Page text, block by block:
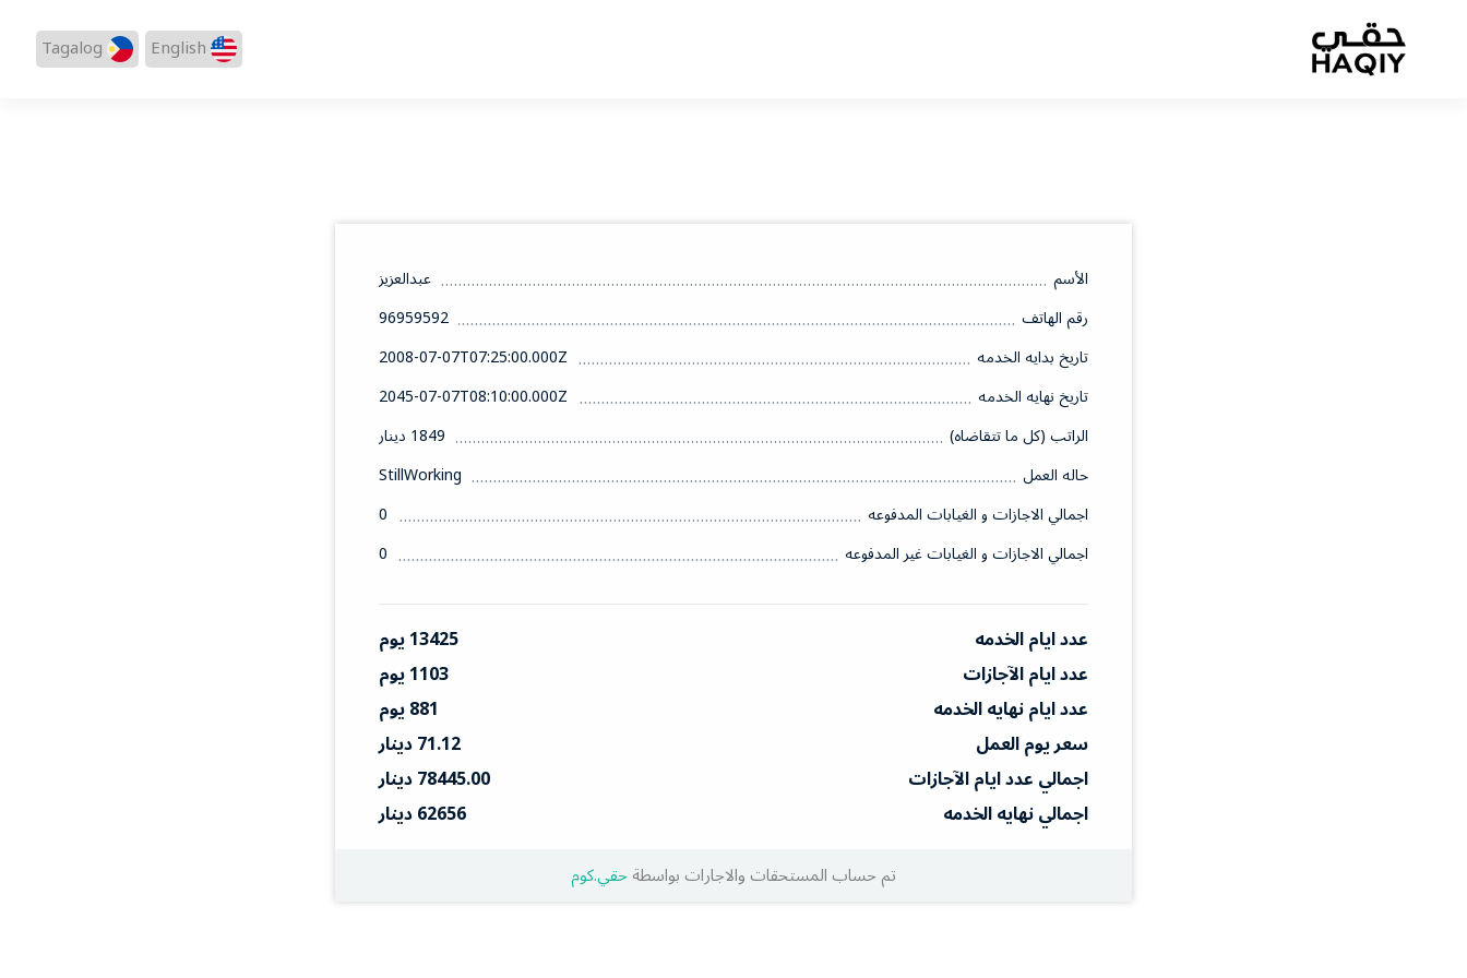
English
Tagalog
الأسم
عبدالعزيز
رقم الهاتف
96959592
تاريخ بدايه الخدمه
2008-07-07T07:25:00.000Z
تاريخ نهايه الخدمه
2045-07-07T08:10:00.000Z
الراتب (كل ما تتقاضاه)
1849 دينار
حاله العمل
StillWorking
اجمالي الاجازات و الغيابات المدفوعه
0
اجمالي الاجازات و الغيابات غير المدفوعه
0
عدد ايام الخدمه
13425 يوم
عدد ايام الآجازات
1103 يوم
عدد ايام نهايه الخدمه
881 يوم
سعر يوم العمل
71.12 دينار
اجمالي عدد ايام الآجازات
78445.00 دينار
اجمالي نهايه الخدمه
62656 دينار
تم حساب المستحقات والاجارات بواسطةحقي.كوم